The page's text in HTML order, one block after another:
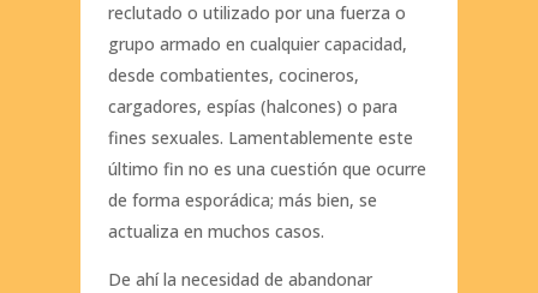
reclutado o utilizado por una fuerza o
grupo armado en cualquier capacidad,
desde combatientes, cocineros,
cargadores, espías (halcones) o para
fines sexuales. Lamentablemente este
último fin no es una cuestión que ocurre
de forma esporádica; más bien, se
actualiza en muchos casos.
De ahí la necesidad de abandonar